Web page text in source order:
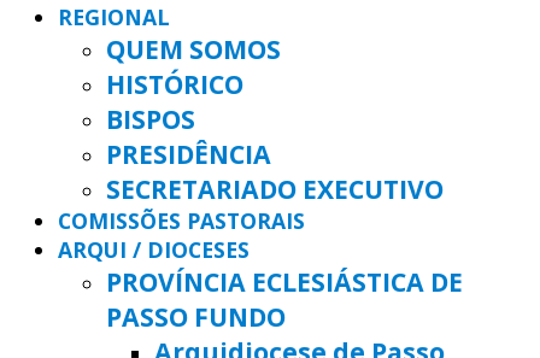
REGIONAL
QUEM SOMOS
HISTÓRICO
BISPOS
PRESIDÊNCIA
SECRETARIADO EXECUTIVO
COMISSÕES PASTORAIS
ARQUI / DIOCESES
PROVÍNCIA ECLESIÁSTICA DE
PASSO FUNDO